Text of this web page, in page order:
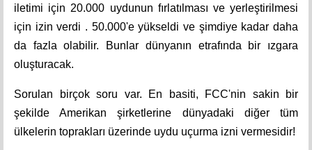
iletimi için 20.000 uydunun fırlatılması ve yerleştirilmesi
için izin verdi . 50.000'e yükseldi ve şimdiye kadar daha
da fazla olabilir. Bunlar dünyanın etrafında bir ızgara
oluşturacak.
Sorulan birçok soru var. En basiti, FCC'nin sakin bir
şekilde Amerikan şirketlerine dünyadaki diğer tüm
ülkelerin toprakları üzerinde uydu uçurma izni vermesidir!